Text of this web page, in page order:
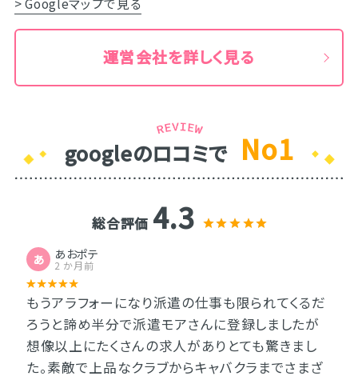
運営会社を詳しく見る
googleのロコミで No1
総合評価 4.3
あ あおポテ
2 か月前
もうアラフォーになり派遣の仕事も限られてくるだ
ろうと諦め半分で派遣モアさんに登録しましたが
想像以上にたくさんの求人がありとても驚きまし
た。素敵で上品なクラブからキャバクラまでさまざ